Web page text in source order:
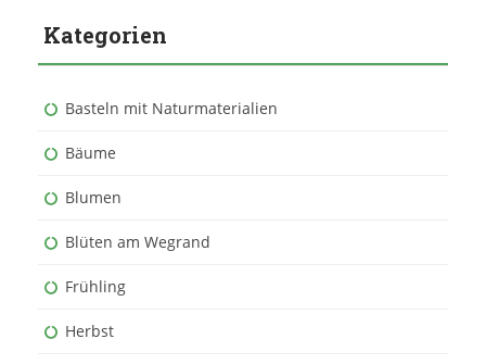
Kategorien
Basteln mit Naturmaterialien
Bäume
Blumen
Blüten am Wegrand
Frühling
Herbst